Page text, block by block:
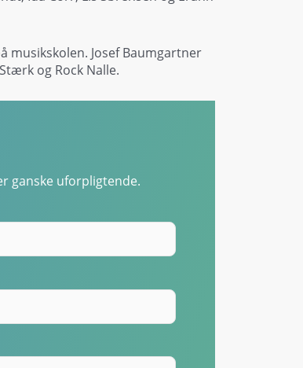
Josef Baumgartner
og Rock Nalle.
ganske uforpligtende.